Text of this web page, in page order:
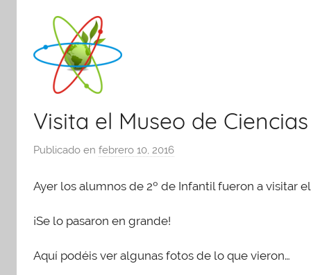
Visita el Museo de
Publicado en febrero 10, 2016
r
i
Ayer los alumnos de 2º de Infantil fueron a visitar
¡Se lo pasaron en grande!
Aquí podéis ver algunas fotos de lo que vieron…